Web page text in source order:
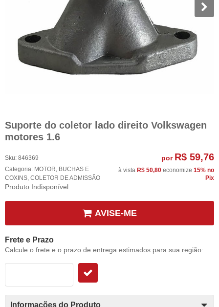
Suporte do coletor lado direito Volkswagen
motores 1.6
Sku: 846369
Categoria: MOTOR, BUCHAS E
COXINS, COLETOR DE ADMISSÃO
Produto Indisponível
por R$ 59,76
à vista R$ 50,80 economize 15% no
Pix
AVISE-ME
Frete e Prazo
Calcule o frete e o prazo de entrega estimados para sua região:
Informações do Produto